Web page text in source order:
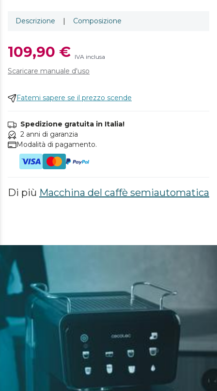
Descrizione | Composizione
109,90 € IVA inclusa
Scaricare manuale d'uso
Fatemi sapere se il prezzo scende
Spedizione gratuita in Italia!
2 anni di garanzia
Modalità di pagamento.
Di più Macchina del caffè semiautomatica